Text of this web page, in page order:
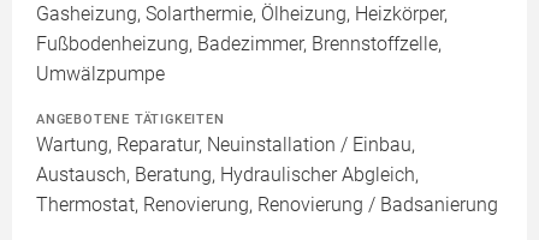
Gasheizung, Solarthermie, Ölheizung, Heizkörper,
Fußbodenheizung, Badezimmer, Brennstoffzelle,
Umwälzpumpe
ANGEBOTENE TÄTIGKEITEN
Wartung, Reparatur, Neuinstallation / Einbau,
Austausch, Beratung, Hydraulischer Abgleich,
Thermostat, Renovierung, Renovierung / Badsanierung